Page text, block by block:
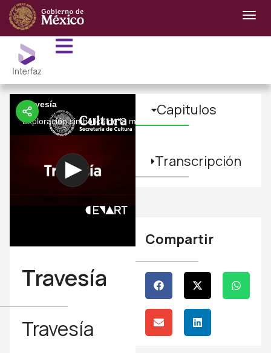
Travesía
Exploración simbólica de la migración como travesía marcada
Travesía
Travesía
Capitulos
Transcripción
Compartir